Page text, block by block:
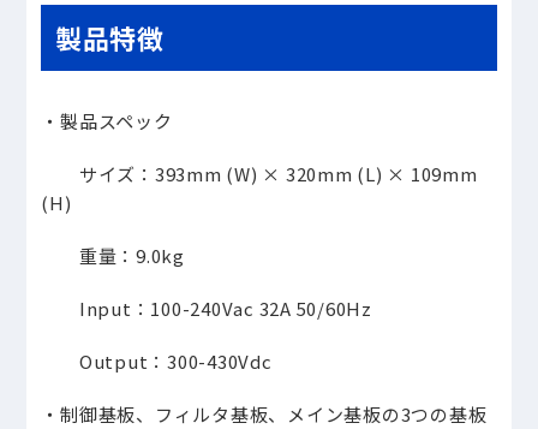
製品特徴
・製品スペック
サイズ：393mm (W) × 320mm (L) × 109mm
(H)
重量：9.0kg
Input：100-240Vac 32A 50/60Hz
Output：300-430Vdc
・制御基板、フィルタ基板、メイン基板の3つの基板